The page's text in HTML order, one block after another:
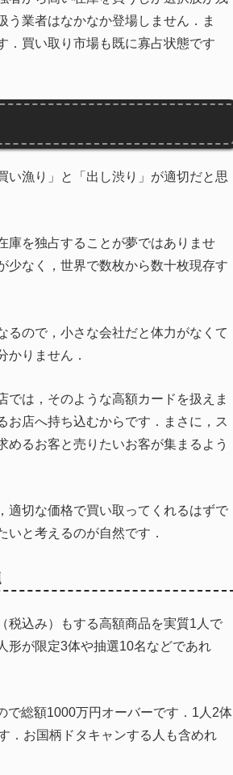
う業者はなかなか登場しません．ま
．買い取り市場も既に寡占状態です
い漁り」と「出し渋り」が適切だと思
庫を独占することが夢ではありませ
少なく，世界で数枚から数十枚現存す
るので，小さな会社だと体力がなくて
りません．
は，そのような高額カードを扱えま
お店へ持ち込むからです．まさに，ス
るお客と売りたいお客が集まるよう
適切な価格で買い取ってくれるはずで
と考えるのが自然です．
税込み）もする高額商品を実質1人で
形が限定3体や抽選10名などであれ
で総額1000万円オーバーです．1人2体
．お国柄ドタキャンする人も含めれ